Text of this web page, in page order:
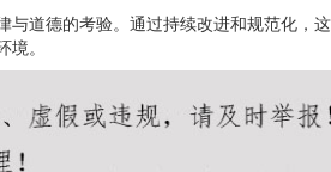
道德的考验。通过持续改进和规范化，
。